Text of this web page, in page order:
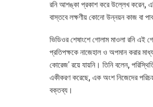
রনি আশঙ্কা প্রকাশ করে উল্লেখ করেন,
বাস্তবে লক্ষণীয় কোনো উন্নয়ন কাজ বা
ভিডিওর শেষাংশে গোলাম মাওলা রনি এই
প্রতিপক্ষকে নাজেহাল ও অপমান করার
কোরেজ’ রয়ে যায়নি। তিনি বলেন,
একীকরণ করেছে, এক অংশ নিজেদের
বক্তব্য।